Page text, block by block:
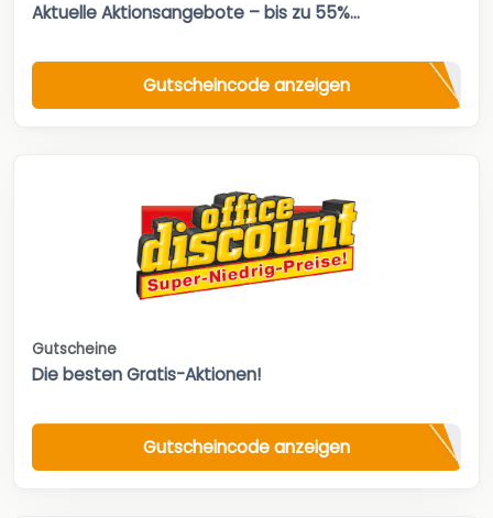
Aktuelle Aktionsangebote – bis zu 55%...
Gutscheincode anzeigen
Gutscheine
Die besten Gratis-Aktionen!
Gutscheincode anzeigen